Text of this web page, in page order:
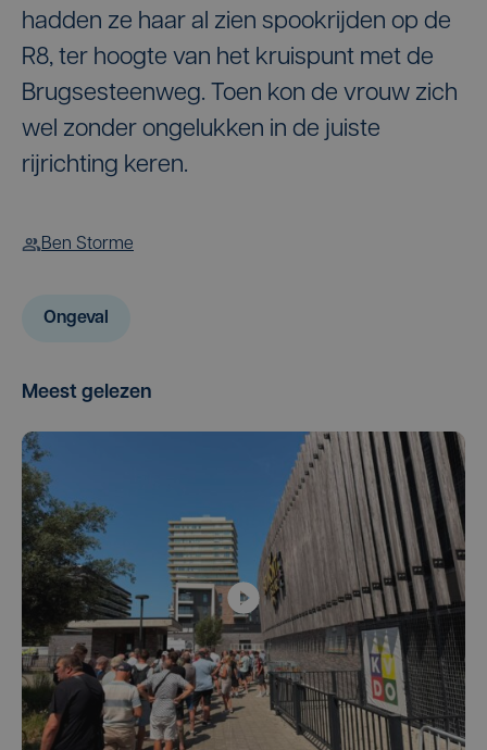
hadden ze haar al zien spookrijden op de
R8, ter hoogte van het kruispunt met de
Brugsesteenweg. Toen kon de vrouw zich
wel zonder ongelukken in de juiste
rijrichting keren.
Ben Storme
Ongeval
Meest gelezen